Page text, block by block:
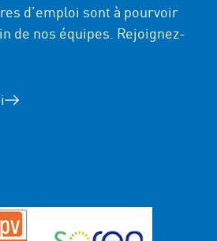
d’emploi sont à pourvoir
de nos équipes. Rejoignez-